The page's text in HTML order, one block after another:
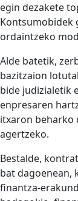
egin dezakete
Kontsumobidek
ordaintzeko
Alde batetik,
bazitzaion
bide judizialetik
enpresaren
itxaron beharko
agertzeko.
Bestalde,
bat dagoenean,
finantza-